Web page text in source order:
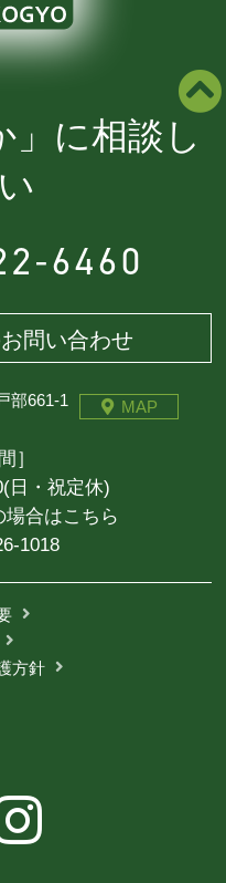
」に相談し
6460
問い合わせ
部661-1 MAP
］
日・祝定休)
場合はこちら
1018
方針